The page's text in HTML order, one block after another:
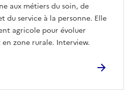
aux métiers du soin, de
du service à la personne. Elle
agricole pour évoluer
zone rurale. Interview.